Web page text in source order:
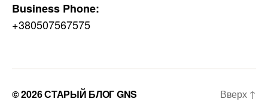
Business Phone:
+380507567575
© 2026СТАРЫЙ БЛОГ GNS Вверх ↑